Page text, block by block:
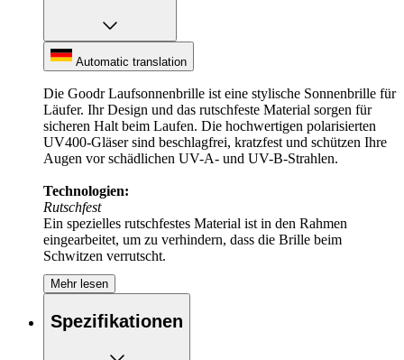
Automatic translation
Die Goodr Laufsonnenbrille ist eine stylische Sonnenbrille für
Läufer. Ihr Design und das rutschfeste Material sorgen für
sicheren Halt beim Laufen. Die hochwertigen polarisierten
UV400-Gläser sind beschlagfrei, kratzfest und schützen Ihre
Augen vor schädlichen UV-A- und UV-B-Strahlen.
Technologien:
Rutschfest
Ein spezielles rutschfestes Material ist in den Rahmen
eingearbeitet, um zu verhindern, dass die Brille beim
Schwitzen verrutscht.
Springt nicht ab.
Sitz, um ein Auf- und Abwippen der Brille beim Laufen zu
Mehr lesen
Spezifikationen